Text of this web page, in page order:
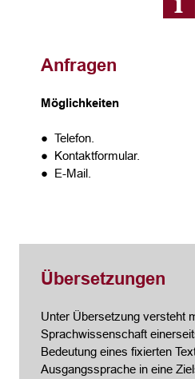
Anfragen
Möglichkeiten
● Telefon.
● Kontaktformular.
● E-Mail.
Übersetzungen
Unter Übersetzung versteht
Sprachwissenschaft
Bedeutung eines fixierten
Ausgangssprache in eine